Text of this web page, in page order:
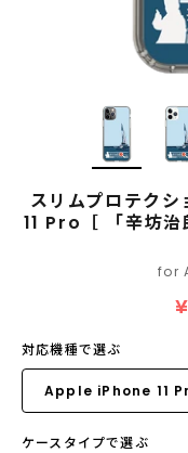
スリムプロテク
11 Pro［ 「辛坊治
for
対応機種で選ぶ
ケースタイプで選ぶ